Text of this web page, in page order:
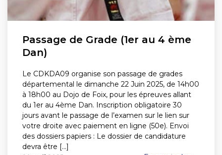
Passage de Grade (1er au 4 ème
Dan)
Le CDKDA09 organise son passage de grades
départemental le dimanche 22 Juin 2025, de 14h00
à 18h00 au Dojo de Foix, pour les épreuves allant
du 1er au 4ème Dan. Inscription obligatoire 30
jours avant le passage de l’examen sur le lien sur
votre droite avec paiement en ligne (50e). Envoi
des dossiers papiers : Le dossier de candidature
devra être [...]